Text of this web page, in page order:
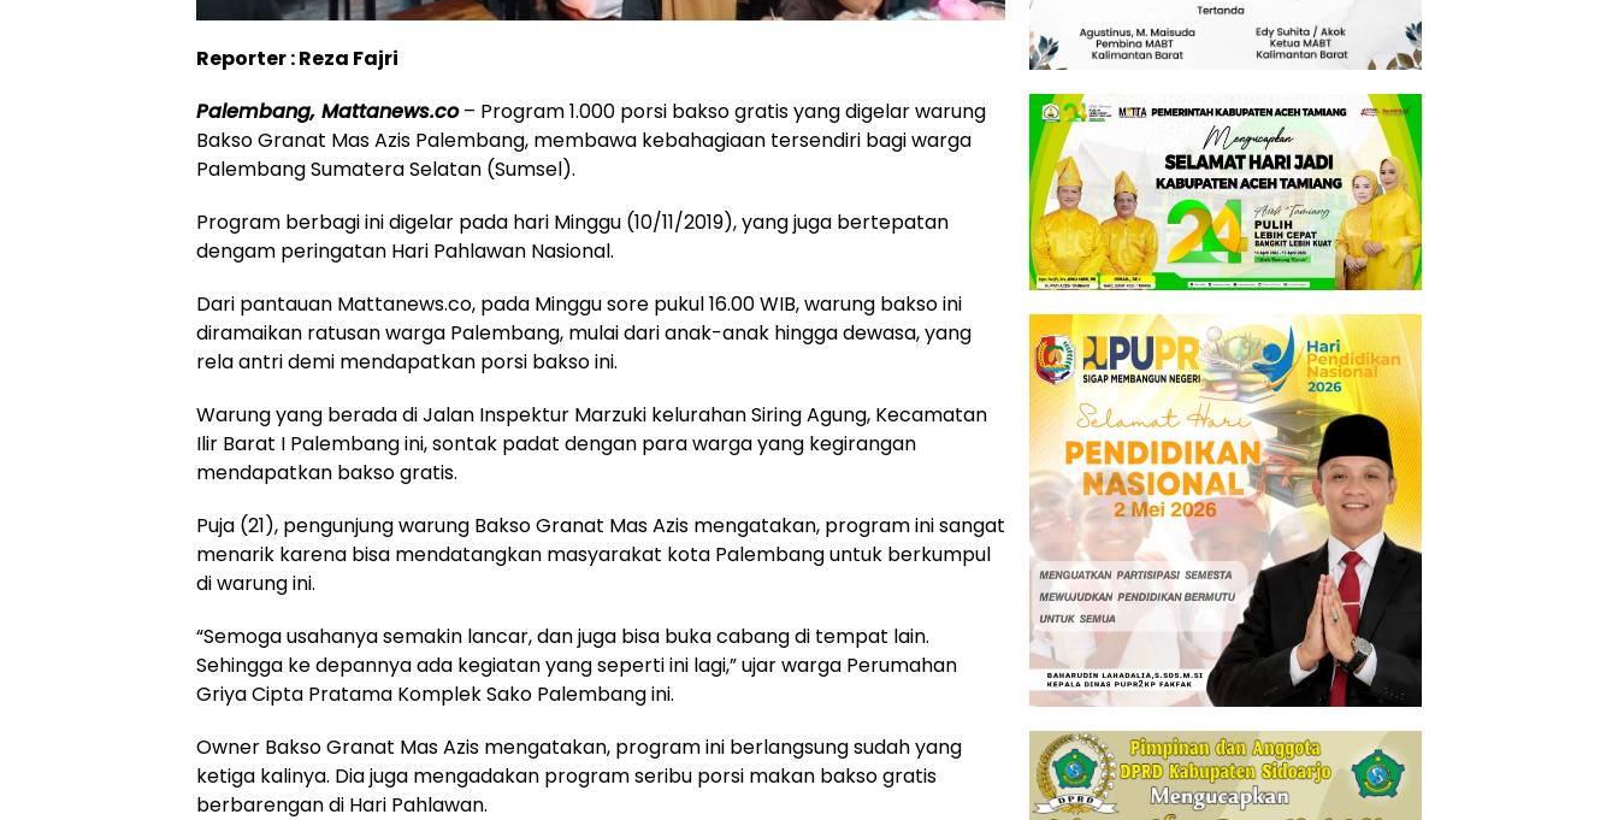
Reporter : Reza Fajri
Palembang, Mattanews.co– Program 1.000 porsi bakso gratis yang digelar warung
Bakso Granat Mas Azis Palembang, membawa kebahagiaan tersendiri bagi warga
Palembang Sumatera Selatan (Sumsel).
Program berbagi ini digelar pada hari Minggu (10/11/2019), yang juga bertepatan
dengam peringatan Hari Pahlawan Nasional.
Dari pantauan Mattanews.co, pada Minggu sore pukul 16.00 WIB, warung bakso ini
diramaikan ratusan warga Palembang, mulai dari anak-anak hingga dewasa, yang
rela antri demi mendapatkan porsi bakso ini.
Warung yang berada di Jalan Inspektur Marzuki kelurahan Siring Agung, Kecamatan
Ilir Barat I Palembang ini, sontak padat dengan para warga yang kegirangan
mendapatkan bakso gratis.
Puja (21), pengunjung warung Bakso Granat Mas Azis mengatakan, program ini sangat
menarik karena bisa mendatangkan masyarakat kota Palembang untuk berkumpul
di warung ini.
“Semoga usahanya semakin lancar, dan juga bisa buka cabang di tempat lain.
Sehingga ke depannya ada kegiatan yang seperti ini lagi,” ujar warga Perumahan
Griya Cipta Pratama Komplek Sako Palembang ini.
Owner Bakso Granat Mas Azis mengatakan, program ini berlangsung sudah yang
ketiga kalinya. Dia juga mengadakan program seribu porsi makan bakso gratis
berbarengan di Hari Pahlawan.